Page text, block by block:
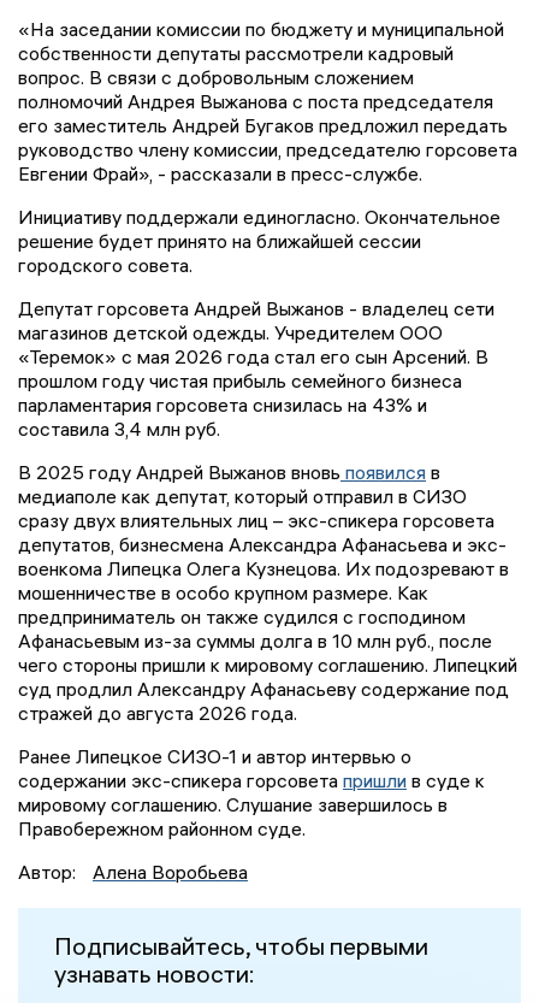
«На заседании комиссии по бюджету и муниципальной
собственности депутаты рассмотрели кадровый
вопрос. В связи с добровольным сложением
полномочий Андрея Выжанова с поста председателя
его заместитель Андрей Бугаков предложил передать
руководство члену комиссии, председателю горсовета
Евгении Фрай», - рассказали в пресс-службе.
Инициативу поддержали единогласно. Окончательное
решение будет принято на ближайшей сессии
городского совета.
Депутат горсовета Андрей Выжанов - владелец сети
магазинов детской одежды. Учредителем ООО
«Теремок» с мая 2026 года стал его сын Арсений. В
прошлом году чистая прибыль семейного бизнеса
парламентария горсовета снизилась на 43% и
составила 3,4 млн руб.
В 2025 году Андрей Выжанов вновь появился в
медиаполе как депутат, который отправил в СИЗО
сразу двух влиятельных лиц – экс-спикера горсовета
депутатов, бизнесмена Александра Афанасьева и экс-
военкома Липецка Олега Кузнецова. Их подозревают в
мошенничестве в особо крупном размере. Как
предприниматель он также судился с господином
Афанасьевым из-за суммы долга в 10 млн руб., после
чего стороны пришли к мировому соглашению. Липецкий
суд продлил Александру Афанасьеву содержание под
стражей до августа 2026 года.
Ранее Липецкое СИЗО-1 и автор интервью о
содержании экс-спикера горсовета пришли в суде к
мировому соглашению. Слушание завершилось в
Правобережном районном суде.
Автор:
Алена Воробьева
Подписывайтесь, чтобы первыми
узнавать новости: